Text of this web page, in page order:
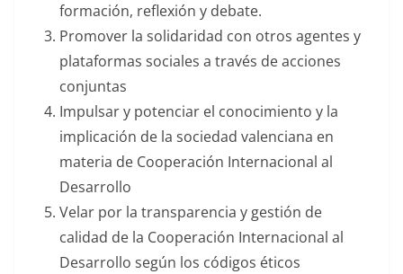
formación, reflexión y debate.
Promover la solidaridad con otros agentes y
plataformas sociales a través de acciones
conjuntas
Impulsar y potenciar el conocimiento y la
implicación de la sociedad valenciana en
materia de Cooperación Internacional al
Desarrollo
Velar por la transparencia y gestión de
calidad de la Cooperación Internacional al
Desarrollo según los códigos éticos